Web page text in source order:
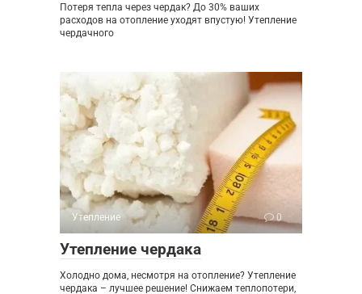
Потеря тепла через чердак? До 30% ваших
расходов на отопление уходят впустую! Утепление
чердачного
Утепление 0
Утепление чердака
Холодно дома, несмотря на отопление? Утепление
чердака – лучшее решение! Снижаем теплопотери,